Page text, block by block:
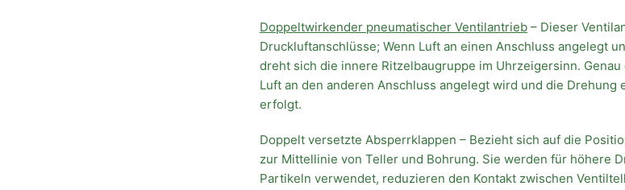
Doppeltwirkender pneumatischer Ventilantrieb – Dieser
Druckluftanschlüsse; Wenn Luft an einen Anschluss angelegt
dreht sich die innere Ritzelbaugruppe im Uhrzeigersinn.
Luft an den anderen Anschluss angelegt wird und die Drehung
erfolgt.
Doppelt versetzte Absperrklappen – Bezieht sich auf die
zur Mittellinie von Teller und Bohrung. Sie werden für höhere
Partikeln verwendet, reduzieren den Kontakt zwischen